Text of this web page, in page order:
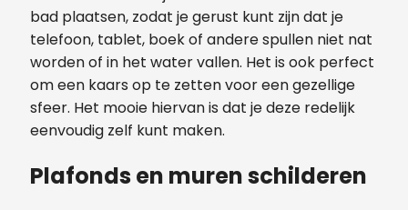
bad plaatsen, zodat je gerust kunt zijn dat je
telefoon, tablet, boek of andere spullen niet nat
worden of in het water vallen. Het is ook perfect
om een kaars op te zetten voor een gezellige
sfeer. Het mooie hiervan is dat je deze redelijk
eenvoudig zelf kunt maken.
Plafonds en muren schilderen